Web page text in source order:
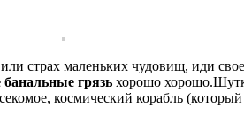
страх маленьких чудовищ, иди
грязь хорошо хорошо.
космический корабль